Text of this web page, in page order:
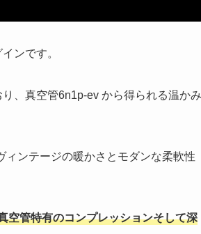
ンです。
、真空管6n1p-ev から得られる温かみ
ンテージの暖かさとモダンな柔軟性
管特有のコンプレッションそして深